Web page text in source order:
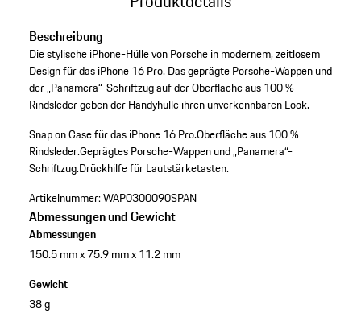
Beschreibung
Die stylische iPhone-Hülle von Porsche in modernem, zeitlosem
Design für das iPhone 16 Pro. Das geprägte Porsche-Wappen und
der „Panamera“-Schriftzug auf der Oberfläche aus 100 %
Rindsleder geben der Handyhülle ihren unverkennbaren Look.
Snap on Case für das iPhone 16 Pro.Oberfläche aus 100 %
Rindsleder.Geprägtes Porsche-Wappen und „Panamera“-
Schriftzug.Drückhilfe für Lautstärketasten.
Artikelnummer:WAP0300090SPAN
Abmessungen und Gewicht
Abmessungen
150.5 mm x 75.9 mm x 11.2 mm
Gewicht
38 g